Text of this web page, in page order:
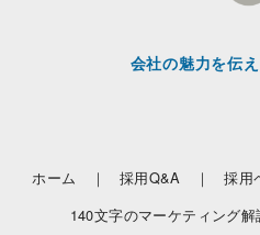
会社の魅力を伝
ホーム ｜ 採用Q&A ｜
採用
140文字のマーケティング解